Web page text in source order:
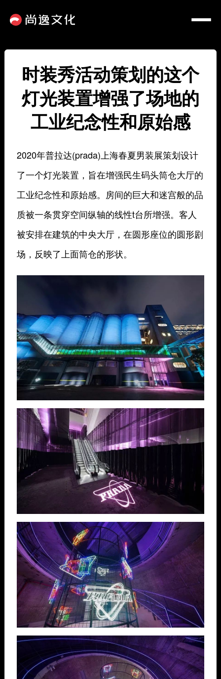
时装秀活动策划的这个
灯光装置增强了场地的
工业纪念性和原始感
2020年普拉达(prada)上海春夏男装展策划设计
了一个灯光装置，旨在增强民生码头筒仓大厅的
工业纪念性和原始感。房间的巨大和迷宫般的品
质被一条贯穿空间纵轴的线性t台所增强。客人
被安排在建筑的中央大厅，在圆形座位的圆形剧
场，反映了上面筒仓的形状。